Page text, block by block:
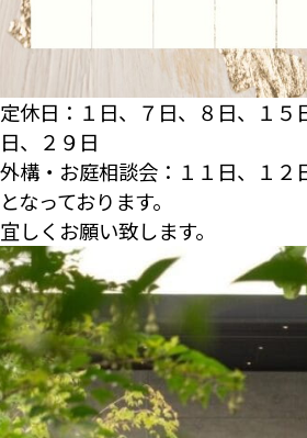
定休日：１日、７日、８日、１５
日、２９日
外構・お庭相談会：１１日、１２
となっております。
宜しくお願い致します。